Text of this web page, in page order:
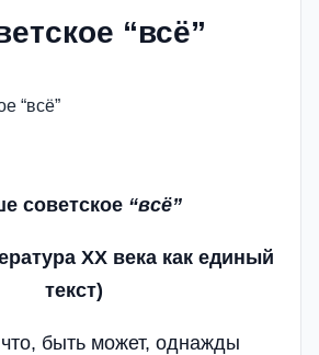
“всё”
советское “всё”
ХХ века как единый
текст)
быть может, однажды